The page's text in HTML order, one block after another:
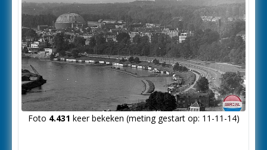
Foto 4.431 keer bekeken (meting gestart op: 11-11-14)